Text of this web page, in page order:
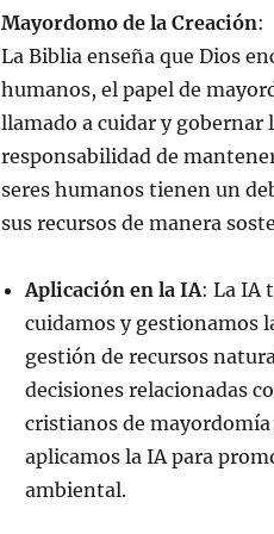
Mayordomo de la Creación:
La Biblia enseña que Dios
humanos, el papel de
llamado a cuidar y gobernar
responsabilidad de
seres humanos tienen un
sus recursos de manera
Aplicación en la IA: La IA
cuidamos y gestionamos
gestión de recursos
decisiones relacionadas
cristianos de
aplicamos la IA para
ambiental.